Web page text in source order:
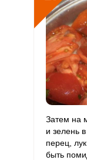
Затем на
и зелень
перец,
быть